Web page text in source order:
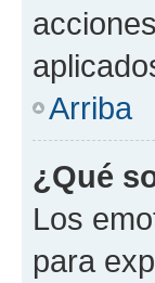
Arriba
¿Qué
Los
para